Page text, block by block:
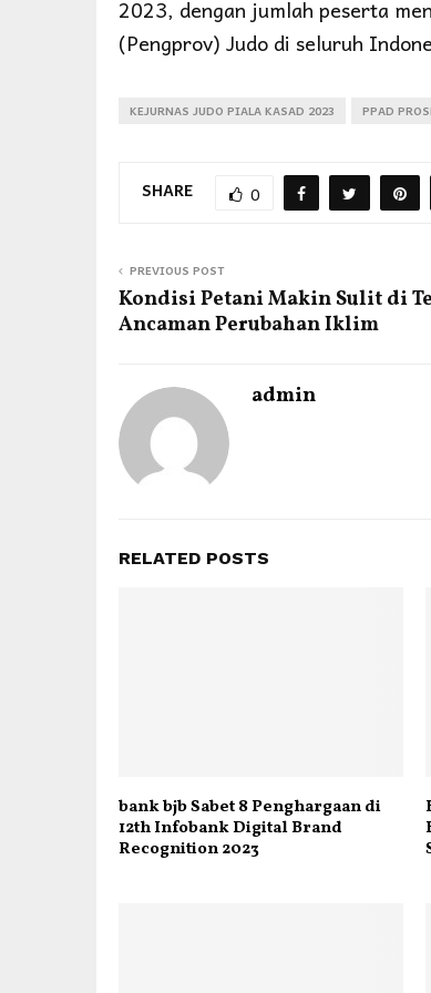
2023, dengan jumlah peserta
(Pengprov) Judo di seluruh
KEJURNAS JUDO PIALA KASAD 2023 PPAD
SHARE 0
PREVIOUS POST
Kondisi Petani Makin Sulit di
Ancaman Perubahan Iklim
admin
RELATED POSTS
bank bjb Sabet 8 Penghargaan di
12th Infobank Digital Brand
Recognition 2023